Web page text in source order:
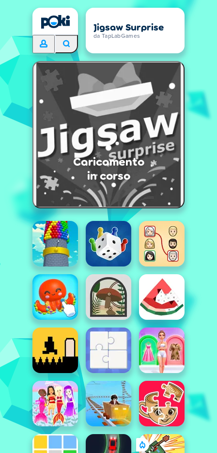
Jigsaw Surprise
da TapLabGames
Caricamento
in corso